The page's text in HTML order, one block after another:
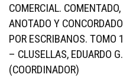
COMERCIAL. COMENTADO,
ANOTADO Y CONCORDADO
POR ESCRIBANOS. TOMO 1
– CLUSELLAS, EDUARDO G.
(COORDINADOR)